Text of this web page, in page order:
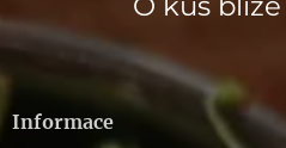
Informace